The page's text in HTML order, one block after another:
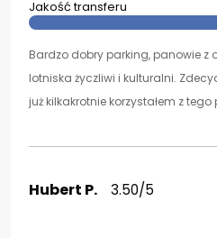
Jakość transferu
Bardzo dobry parking, panowie z
lotniska życzliwi i kulturalni.
już kilkakrotnie korzystałem z
Hubert P. 3.50/5